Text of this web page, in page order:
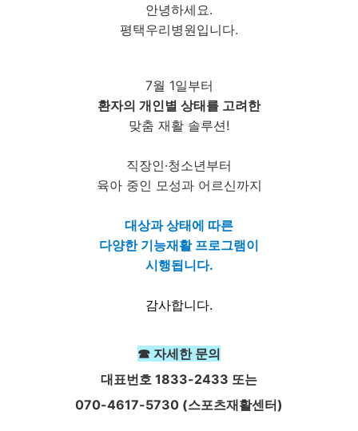
안녕하세요.
평택우리병원입니다.
7월 1일부터
환자의 개인별 상태를 고려한
맞춤 재활 솔루션!
직장인·청소년부터
육아 중인 모성과 어르신까지
대상과 상태에 따른
다양한 기능재활 프로그램이
시행됩니다.
감사합니다.
☎ 자세한 문의
대표번호 1833-2433 또는
070-4617-5730 (스포츠재활센터)